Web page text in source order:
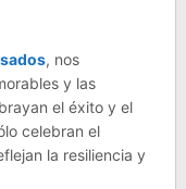
, nos
y las
el éxito y el
celebran el
la resiliencia y